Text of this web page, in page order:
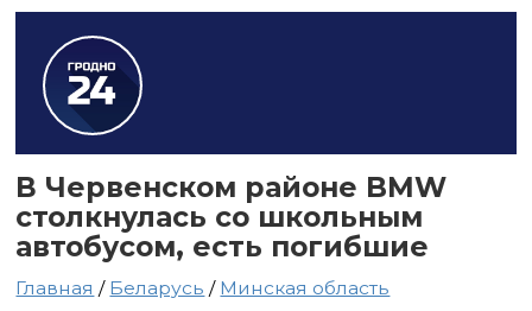
В Червенском районе BMW
столкнулась со школьным
автобусом, есть погибшие
Главная / Беларусь / Минская область